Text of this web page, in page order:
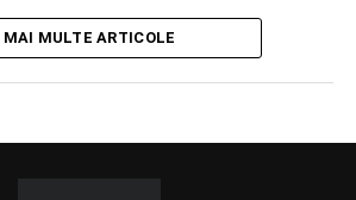
MAI MULTE ARTICOLE